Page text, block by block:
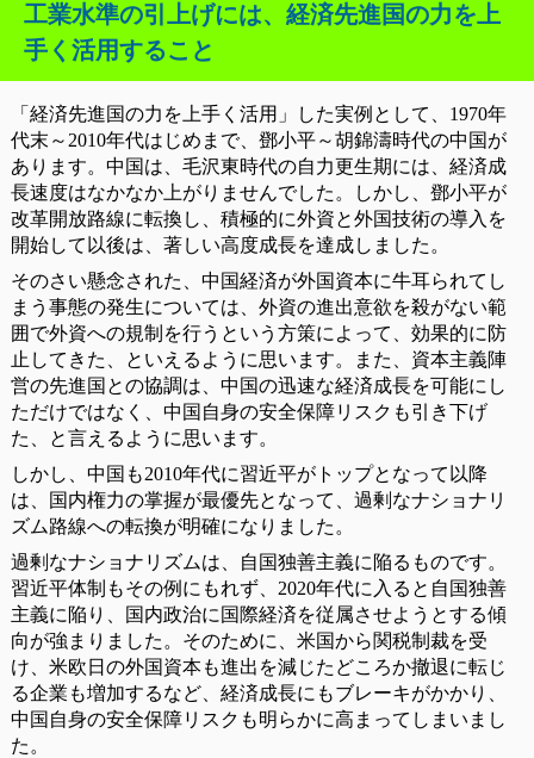
工業水準の引上げには、経済先進国の力を上
手く活用すること
「経済先進国の力を上手く活用」した実例として、1970年
代末～2010年代はじめまで、鄧小平～胡錦濤時代の中国が
あります。中国は、毛沢東時代の自力更生期には、経済成
長速度はなかなか上がりませんでした。しかし、鄧小平が
改革開放路線に転換し、積極的に外資と外国技術の導入を
開始して以後は、著しい高度成長を達成しました。
そのさい懸念された、中国経済が外国資本に牛耳られてし
まう事態の発生については、外資の進出意欲を殺がない範
囲で外資への規制を行うという方策によって、効果的に防
止してきた、といえるように思います。また、資本主義陣
営の先進国との協調は、中国の迅速な経済成長を可能にし
ただけではなく、中国自身の安全保障リスクも引き下げ
た、と言えるように思います。
しかし、中国も2010年代に習近平がトップとなって以降
は、国内権力の掌握が最優先となって、過剰なナショナリ
ズム路線への転換が明確になりました。
過剰なナショナリズムは、自国独善主義に陥るものです。
習近平体制もその例にもれず、2020年代に入ると自国独善
主義に陥り、国内政治に国際経済を従属させようとする傾
向が強まりました。そのために、米国から関税制裁を受
け、米欧日の外国資本も進出を減じたどころか撤退に転じ
る企業も増加するなど、経済成長にもブレーキがかかり、
中国自身の安全保障リスクも明らかに高まってしまいまし
た。